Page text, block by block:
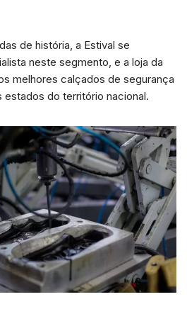
de história, a Estival se
neste segmento, e a loja da
melhores calçados de segurança
estados do território nacional.